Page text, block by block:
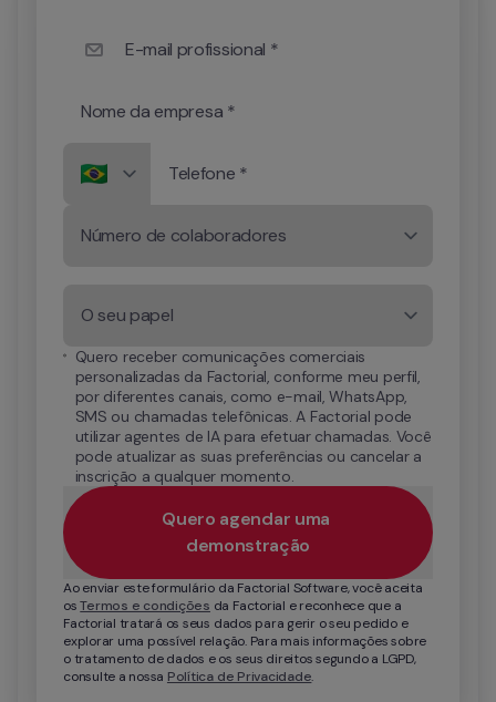
E-mail profissional *
Nome da empresa *
Telefone *
Número de colaboradores
O seu papel
Quero receber comunicações comerciais
personalizadas da Factorial, conforme meu perfil,
por diferentes canais, como e-mail, WhatsApp,
SMS ou chamadas telefônicas. A Factorial pode
utilizar agentes de IA para efetuar chamadas. Você
pode atualizar as suas preferências ou cancelar a
inscrição a qualquer momento.
Ao enviar este formulário da Factorial Software, você aceita
os Termos e condições da Factorial e reconhece que a
Factorial tratará os seus dados para gerir o seu pedido e
explorar uma possível relação. Para mais informações sobre
o tratamento de dados e os seus direitos segundo a LGPD,
consulte a nossa Política de Privacidade.
Quero agendar uma
demonstração